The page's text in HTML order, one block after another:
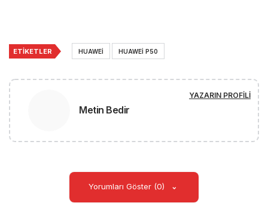
ETIKETLER HUAWEI HUAWEI P50
Metin Bedir
YAZARIN PROFILI
Yorumları Göster (0)